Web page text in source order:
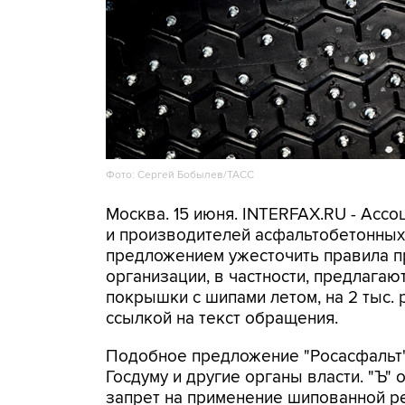
Фото: Сергей Бобылев/ТАСС
Москва. 15 июня. INTERFAX.RU -
и производителей
предложением ужесточить
организации, в частности,
покрышки с шипами летом, на 2 тыс.
ссылкой на текст обращения.
Подобное предложение
Госдуму и другие органы власти.
запрет на применение шипованной